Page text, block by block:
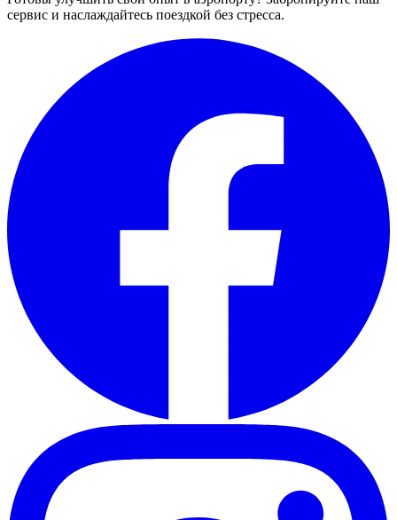
сервис и наслаждайтесь поездкой без стресса.